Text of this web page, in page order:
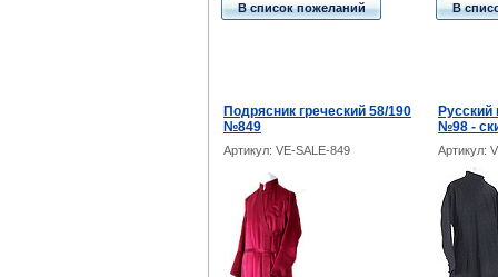
В список пожеланий В
Подрясник греческий 58/190
№849
Русский
№98 -
Артикул: VE-SALE-849 Артикул: